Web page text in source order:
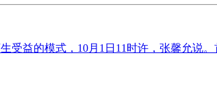
益的模式，10月1日11时许，张馨允说